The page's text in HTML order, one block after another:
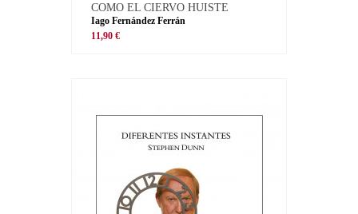
COMO EL CIERVO HUISTE
Iago Fernández Ferrán
11,90 €